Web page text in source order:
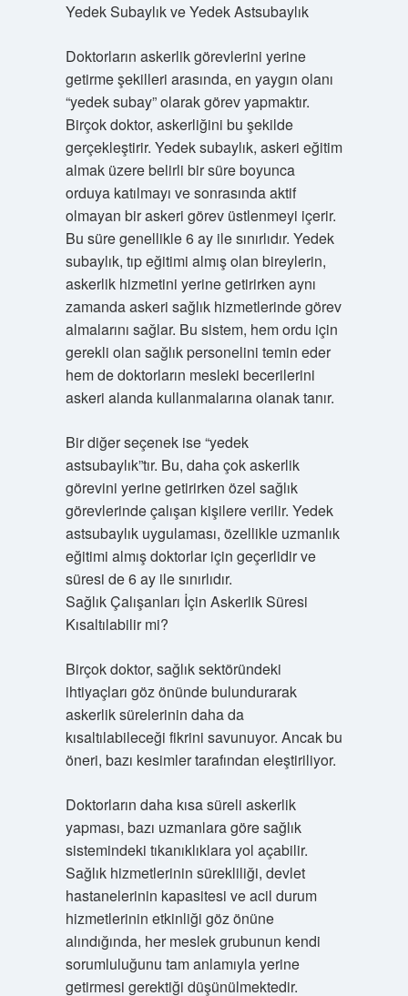
Yedek Subaylık ve Yedek Astsubaylık
Doktorların askerlik görevlerini yerine
getirme şekilleri arasında, en yaygın olanı
“yedek subay” olarak görev yapmaktır.
Birçok doktor, askerliğini bu şekilde
gerçekleştirir. Yedek subaylık, askeri eğitim
almak üzere belirli bir süre boyunca
orduya katılmayı ve sonrasında aktif
olmayan bir askeri görev üstlenmeyi içerir.
Bu süre genellikle 6 ay ile sınırlıdır. Yedek
subaylık, tıp eğitimi almış olan bireylerin,
askerlik hizmetini yerine getirirken aynı
zamanda askeri sağlık hizmetlerinde görev
almalarını sağlar. Bu sistem, hem ordu için
gerekli olan sağlık personelini temin eder
hem de doktorların mesleki becerilerini
askeri alanda kullanmalarına olanak tanır.
Bir diğer seçenek ise “yedek
astsubaylık”tır. Bu, daha çok askerlik
görevini yerine getirirken özel sağlık
görevlerinde çalışan kişilere verilir. Yedek
astsubaylık uygulaması, özellikle uzmanlık
eğitimi almış doktorlar için geçerlidir ve
süresi de 6 ay ile sınırlıdır.
Sağlık Çalışanları İçin Askerlik Süresi
Kısaltılabilir mi?
Birçok doktor, sağlık sektöründeki
ihtiyaçları göz önünde bulundurarak
askerlik sürelerinin daha da
kısaltılabileceği fikrini savunuyor. Ancak bu
öneri, bazı kesimler tarafından eleştiriliyor.
Doktorların daha kısa süreli askerlik
yapması, bazı uzmanlara göre sağlık
sistemindeki tıkanıklıklara yol açabilir.
Sağlık hizmetlerinin sürekliliği, devlet
hastanelerinin kapasitesi ve acil durum
hizmetlerinin etkinliği göz önüne
alındığında, her meslek grubunun kendi
sorumluluğunu tam anlamıyla yerine
getirmesi gerektiği düşünülmektedir.